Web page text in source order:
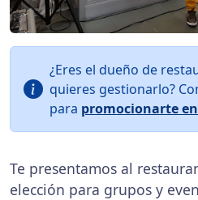
¿Eres el dueño de
quieres gestionarlo?
para promocionarte
Te presentamos al
elección para grupos y